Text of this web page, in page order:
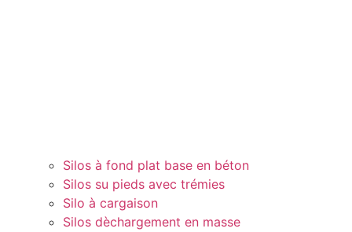
Silos à fond plat base en béton
Silos su pieds avec trémies
Silo à cargaison
Silos dèchargement en masse